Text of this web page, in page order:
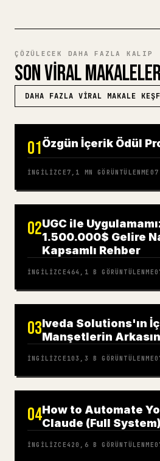
ÇÖZÜLECEK DAHA FAZLA KALIP
SON VIRAL
DAHA FAZLA VIRAL MAKALE
01Özgün İçerik Ödül
İNGILIZCE7,1 MN GÖRÜNTÜLENME
02UGC ile
1.500.000$ Gelire
Kapsamlı Rehber
İNGILIZCE464,1 B GÖRÜNTÜLENME
03Iveda Solutions'ın
Manşetlerin
İNGILIZCE 103,3 B GÖRÜNTÜLENME
04How to Automate
Claude (Full System)
İNGILIZCE420,6 B GÖRÜNTÜLENME